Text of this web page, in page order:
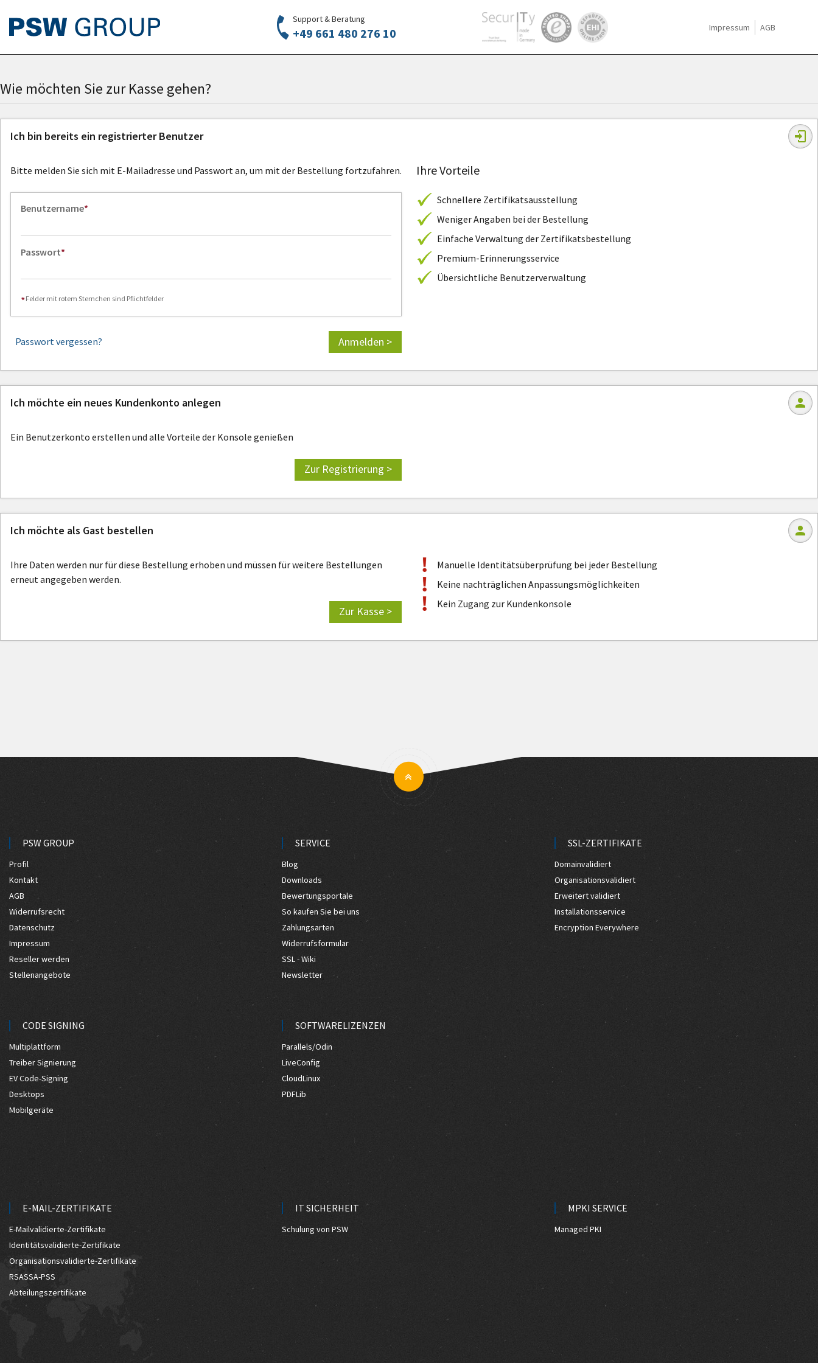
Support & Beratung
+49 661 480 276 10 Impressum AGB
Wie möchten Sie zur Kasse gehen?
Ich bin bereits ein registrierter Benutzer
Bitte melden Sie sich mit E-Mailadresse und Passwort an, um mit der Bestellung fortzufahren.
Benutzername
Passwort
Felder mit rotem Sternchen sind Pflichtfelder
Passwort vergessen? Anmelden >
Ihre Vorteile
Schnellere Zertifikatsausstellung
Weniger Angaben bei der Bestellung
Einfache Verwaltung der Zertifikatsbestellung
Premium-Erinnerungsservice
Übersichtliche Benutzerverwaltung
Ich möchte ein neues Kundenkonto anlegen
Ein Benutzerkonto erstellen und alle Vorteile der Konsole genießen
Zur Registrierung >
Ich möchte als Gast bestellen
Ihre Daten werden nur für diese Bestellung erhoben und müssen für weitere Bestellungen
erneut angegeben werden.
Zur Kasse >
Manuelle Identitätsüberprüfung bei jeder Bestellung
Keine nachträglichen Anpassungsmöglichkeiten
Kein Zugang zur Kundenkonsole
PSW GROUP
Profil
Kontakt
AGB
Widerrufsrecht
Datenschutz
Impressum
Reseller werden
Stellenangebote
CODE SIGNING
Multiplattform
Treiber Signierung
EV Code-Signing
Desktops
Mobilgeräte
SERVICE
Blog
Downloads
Bewertungsportale
So kaufen Sie bei uns
Zahlungsarten
Widerrufsformular
SSL - Wiki
Newsletter
SOFTWARELIZENZEN
Parallels/Odin
LiveConfig
CloudLinux
PDFLib
SSL-ZERTIFIKATE
Domainvalidiert
Organisationsvalidiert
Erweitert validiert
Installationsservice
Encryption Everywhere
E-MAIL-ZERTIFIKATE
E-Mailvalidierte-Zertifikate
Identitätsvalidierte-Zertifikate
Organisationsvalidierte-Zertifikate
RSASSA-PSS
Abteilungszertifikate
IT SICHERHEIT
Schulung von PSW
MPKI SERVICE
Managed PKI